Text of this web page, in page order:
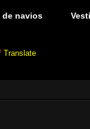
de navios
Translate